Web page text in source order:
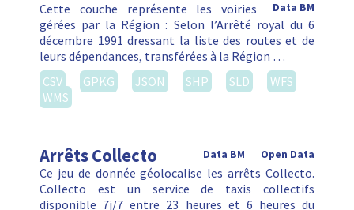
Data BM
Cette couche représente les voiries
gérées par la Région : Selon l’Arrêté royal du 6
décembre 1991 dressant la liste des routes et de
leurs dépendances, transférées à la Région …
CSV
GPKG JSON SHP SLD
WFS
WMS
Arrêts Collecto Open Data
Data BM
Ce jeu de donnée géolocalise les arrêts Collecto.
Collecto est un service de taxis collectifs
disponible 7j/7 entre 23 heures et 6 heures du